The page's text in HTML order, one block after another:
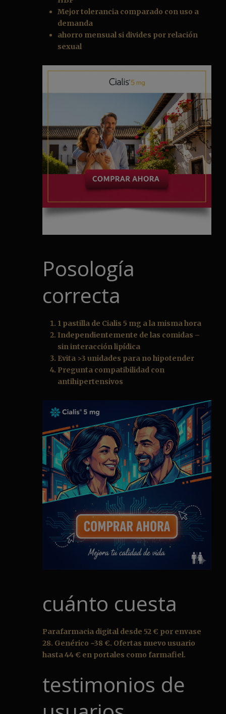
Mejor tolerancia comparado con uso a
demanda
ahorro mensual si divides por relación
sexual
Posología
correcta
1 pastilla de Cialis 5 mg a la misma hora
Independientemente de las comidas –
sin interacción lipídica
Evita >3 unidades para no hipotender
Pregunta compatibilidad con
antihipertensivos
cuánto cuesta
Parafarmacia digital desde 52 € por envase
28. Genérico ~38 €. Ofertas nuevo usuario
hasta 44 € en portales como farmafiel.
testimonios de